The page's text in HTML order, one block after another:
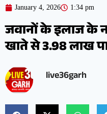
January 4, 2026 1:34 pm
जवानों के इलाज के
खाते से 3.98 लाख
live36garh